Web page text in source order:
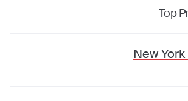
Top
New York